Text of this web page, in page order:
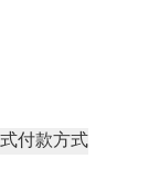
付款方式